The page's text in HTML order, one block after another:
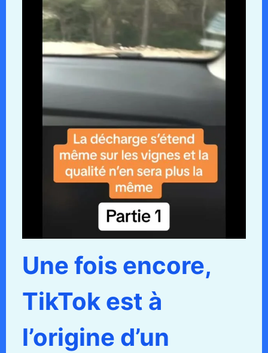
Une fois encore,
TikTok est à
l’origine d’un